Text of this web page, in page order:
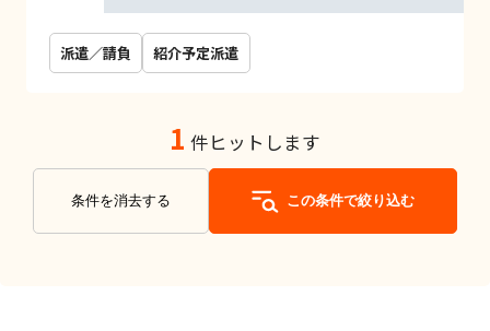
派遣／請負 紹介予定派遣
1 件ヒットします
条件を消去する この条件で絞り込む